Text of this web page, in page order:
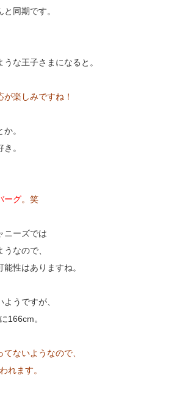
同期です。
な王子さまになると。
楽しみですね！
。
。
ーグ。笑
ニーズでは
なので、
性はありますね。
うですが、
166cm。
ないようなので、
れます。